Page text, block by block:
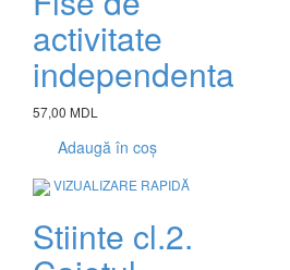
activitate
independenta
57,00 MDL
Adaugă în coș
VIZUALIZARE RAPIDĂ
Stiinte cl.2.